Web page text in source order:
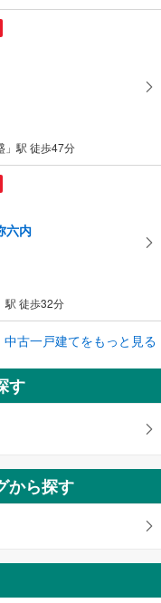
」駅 徒歩47分
六内
駅 徒歩32分
道内
中古一戸建てをもっと見る
す
から探す